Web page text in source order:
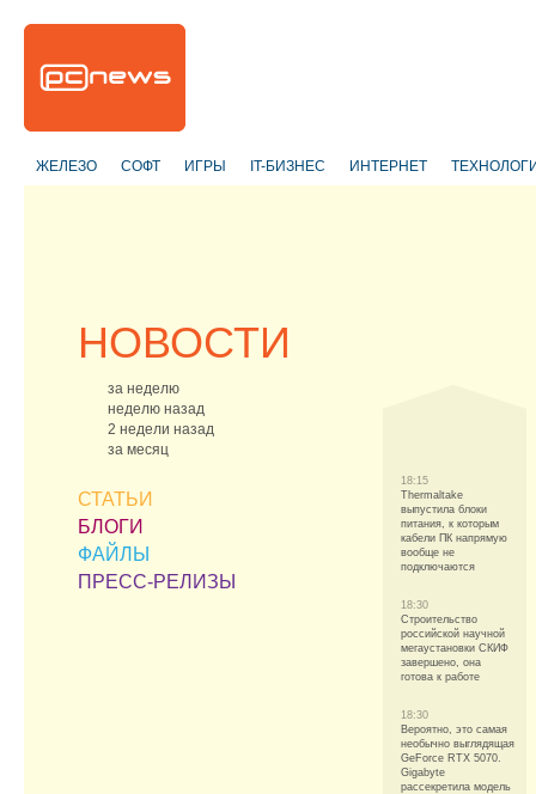
ЖЕЛЕЗО СОФТ ИГРЫ IT-БИЗНЕС ИНТЕРНЕТ
НОВОСТИ
за неделю
неделю назад
2 недели назад
за месяц
СТАТЬИ
БЛОГИ
ФАЙЛЫ
ПРЕСС-РЕЛИЗЫ
18:15
Thermaltake
выпустила блоки
питания, к которым
кабели ПК напрямую
вообще не
подключаются
18:30
Строительство
российской научной
мегаустановки СКИФ
завершено, она
готова к работе
18:30
Вероятно, это самая
необычно выглядящая
GeForce RTX 5070.
Gigabyte
рассекретила модель